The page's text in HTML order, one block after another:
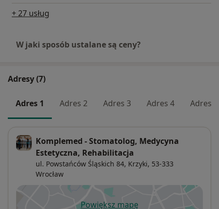
+ 27 usług
W jaki sposób ustalane są ceny?
Adresy (7)
Adres 1 Adres 2 Adres 3 Adres 4 Adres 5
Komplemed - Stomatolog, Medycyna
Estetyczna, Rehabilitacja
ul. Powstańców Śląskich 84, Krzyki, 53-333
Wrocław
Powiększ mapę